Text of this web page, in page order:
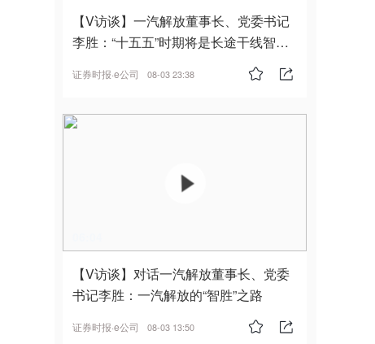
【V访谈】一汽解放董事长、党委书记
李胜：“十五五”时期将是长途干线智能
证券时报·e公司 08-03 23:38
【V访谈】对话一汽解放董事长、党委
书记李胜：一汽解放的“智胜”之路
证券时报·e公司 08-03 13:50